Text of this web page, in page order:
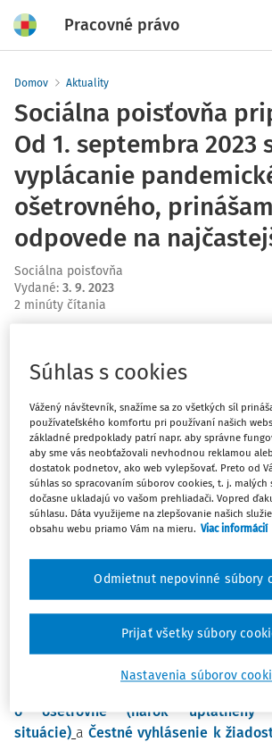
Pracovné právo
Domov Aktuality
Sociálna poisťovňa
Od 1. septembra 2023
vyplácanie
ošetrovného,
odpovede na
Sociálna poisťovňa
Vydané: 3. 9. 2023
2 minúty čítania
poberajú pandemické ošetrovné, že
2023 prestane túto dávku
pandemického ošetrovného
septembra 2023 bude Sociálna
ošetrovné pri ochorení člena rodiny
o dieťa v rozsahu maximálne 14 dní
ošetrovania/starostlivosti. Pri
ošetrovania/starostlivosti sa bude
nárok na dávku, čiže sa ruší
uplatňované pri
Poskytovanie dávky sa tak vráti
pandémiou. Sociálna poisťovňa na
občanov pripravila prehľad
o ošetrovné (nárok uplatnený
situácie) aČestné vyhlásenie k
Súhlas s cookies
Vážený návštevník, snažíme sa zo všetkých síl
používateľského komfortu pri používaní našich
základné predpoklady patrí napr. aby správne
aby sme vás neobťažovali nevhodnou reklamou
dostatok podnetov, ako web vylepšovať. Preto od
súhlas so spracovaním súborov cookies, t. j. malých
dočasne ukladajú vo vašom prehliadači. Vopred
súhlasu. Dáta využijeme na zlepšovanie našich
obsahu webu priamo Vám na mieru. Viac informácií
Nastavenia súborov
Odmietnut nepovinné súbory
Prijať všetky súbory